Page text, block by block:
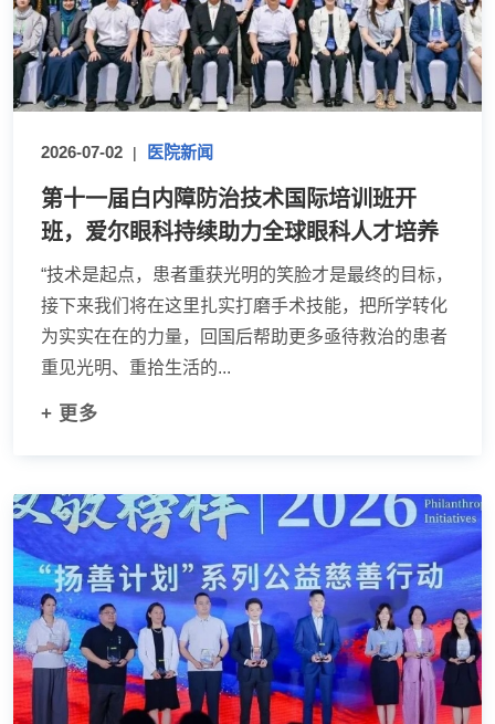
2026-07-02 | 医院新闻
第十一届白内障防治技术国际培训班开
班，爱尔眼科持续助力全球眼科人才培养
“技术是起点，患者重获光明的笑脸才是最终的目标，
接下来我们将在这里扎实打磨手术技能，把所学转化
为实实在在的力量，回国后帮助更多亟待救治的患者
重见光明、重拾生活的...
+ 更多